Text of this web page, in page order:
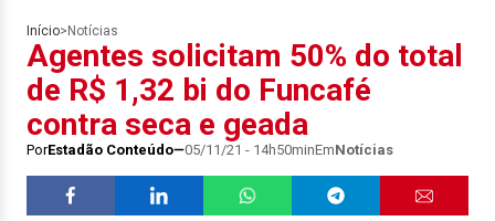
Início> Notícias
Agentes solicitam 50% do total
de R$ 1,32 bi do Funcafé
contra seca e geada
PorEstadão Conteúdo 05/11/21 - 14h50minEmNotícias